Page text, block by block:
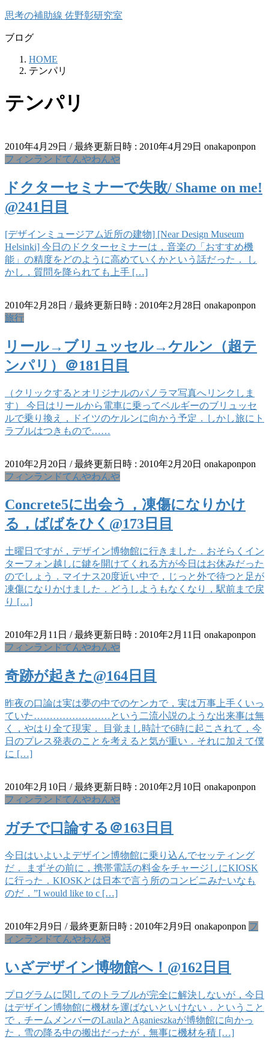
コ
テ
キ
ナ
ゲ
に
思考の補助線 佐野彰研究室
ブログ
HOME
テンパリ
テンパリ
2010年4月29日 / 最終更新日時 : 2010年4月29日 onakaponpon
フィンランドてんやわんや
ドクターセミナーで失敗/ Shame on me!
@241日目
[デザインミュージアム近所の建物] [Near Design Museum
Helsinki] 今日のドクターセミナーは，音楽の「おすすめ機
能」の精度をどのように高めていくかという話だった． し
かし，質問を降られても上手 […]
2010年2月28日 / 最終更新日時 : 2010年2月28日 onakaponpon
旅行
リール→ブリュッセル→ケルン（超テ
ンパリ）＠181日目
（クリックするとオリジナルのパノラマ写真へリンクしま
す） 今日はリールから電車に乗ってベルギーのブリュッセ
ルで乗り換え，ドイツのケルンに向かう予定．しかし旅にト
ラブルはつきもので……
2010年2月20日 / 最終更新日時 : 2010年2月20日 onakaponpon
フィンランドてんやわんや
Concrete5に出会う，凍傷になりかけ
る，ばばをひく@173日目
土曜日ですが，デザイン博物館に行きました．おそらくイン
ターフォン越しに鍵を開けてくれる方が今日はお休みだった
のでしょう．マイナス20度近い中で，じっと外で待つと足が
凍傷になりかけました．どうしようもなくなり，駅前まで戻
り […]
2010年2月11日 / 最終更新日時 : 2010年2月11日 onakaponpon
フィンランドてんやわんや
奇跡が起きた@164日目
昨夜の口論は実は夢の中でのケンカで，実は万事上手くいっ
ていた……………………という二流小説のような出来事は無
く，やはり全て現実． 目覚まし時計で6時に起こされて，今
日のプレス発表のことを考えると気が重い．それに加えて僕
に […]
2010年2月10日 / 最終更新日時 : 2010年2月10日 onakaponpon
フィンランドてんやわんや
ガチで口論する＠163日目
今日はいよいよデザイン博物館に乗り込んでセッティング
だ． まずその前に，携帯電話の料金をチャージしにKIOSK
に行った．KIOSKとは日本で言う所のコンビニみたいなも
のだ．”I would like to c […]
2010年2月9日 / 最終更新日時 : 2010年2月9日 onakaponpon フ
ィンランドてんやわんや
いざデザイン博物館へ！@162日目
プログラムに関してのトラブルが完全に解決しないが，今日
はデザイン博物館に機材を運ばないといけない．ということ
で，チームメンバーのLaulaとAganieszkaが博物館に向かっ
た．雪の降る中の搬出だったが，無事に機材を積 […]